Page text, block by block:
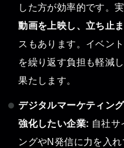
した方が効率的です。
動画を上映し、立ち止
スもあります。イベン
を繰り返す負担も軽減
果たします。
デジタルマーケティン
強化したい企業: 自社サ
ングやN発信に力を入